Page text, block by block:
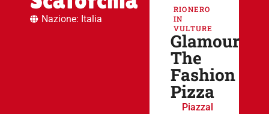
Nazione: Italia
RIONERO
IN
VULTURE
Glamour
The
Fashion
Pizza
Piazzal